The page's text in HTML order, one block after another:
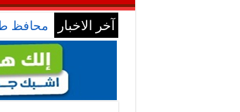
آخر الاخبار محافظ